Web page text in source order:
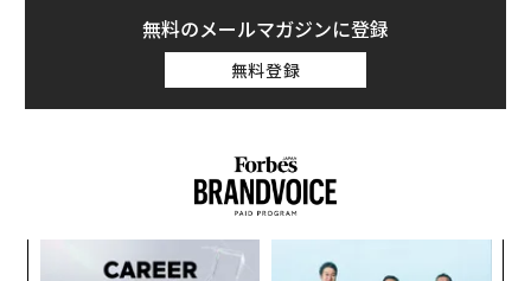
無料のメールマガジンに登録
無料登録